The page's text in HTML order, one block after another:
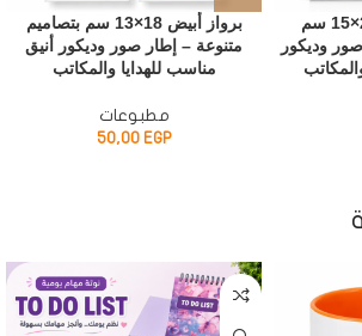
برواز ديكور أبيض 21×15 سم
وديكور
برواز أبيض 18×13 سم بتصاميم
متنوعة – إطار صور وديكور أنيق
مناسب للهدايا والمكاتب
مطبوعات
50,00 EGP